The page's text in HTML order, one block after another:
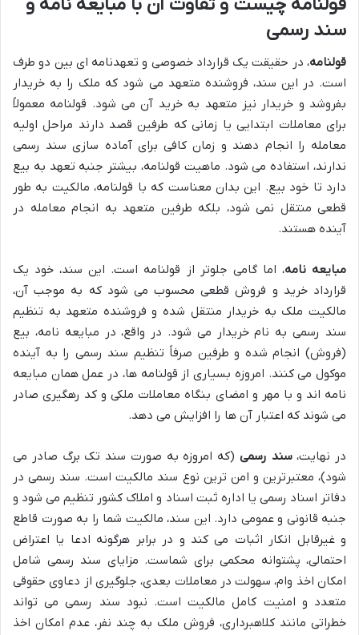
سند رسمی
قولنامه، در حقیقت یک قرارداد خصوصی و تعهدنامه ای بین دو طرف
است. در این سند، فروشنده متعهد می شود که ملک را به خریدار
بفروشد و خریدار نیز متعهد به خرید آن می شود. قولنامه معمولاً
برای معاملات ابتدایی یا زمانی که طرفین قصد دارند مراحل اولیه
معامله را انجام دهند و زمان کافی برای آماده سازی سند رسمی
ندارند، استفاده می شود. ماهیت قولنامه، بیشتر جنبه تعهد به بیع
دارد تا خود بیع. این بدان معناست که با قولنامه، مالکیت به طور
قطعی منتقل نمی شود، بلکه طرفین متعهد به انجام معامله در
آینده هستند.
مبایعه نامه، اما گامی جلوتر از قولنامه است. این سند، خود یک
قرارداد خرید و فروش قطعی محسوب می شود که به موجب آن،
مالکیت ملک به خریدار منتقل شده و فروشنده متعهد به تنظیم
سند رسمی به نام خریدار می شود. در واقع، در مبایعه نامه، بیع
(فروش) انجام شده و طرفین صرفاً تنظیم سند رسمی را به آینده
موکول می کنند. امروزه بسیاری از قولنامه ها، در عمل همان مبایعه
نامه اند و با مهر و امضای بنگاه معاملات ملکی و کد رهگیری صادر
می شوند که اعتبار آن ها را افزایش می دهد.
در نهایت،سند رسمی (که امروزه به صورت سند تک برگ صادر می
شود)، معتبرترین و امن ترین نوع سند مالکیت است. سند رسمی در
دفاتر اسناد رسمی یا اداره ثبت اسناد و املاک کشور تنظیم می شود و
جنبه قانونی و عمومی دارد. این سند، مالکیت شما را به صورت قاطع
و غیرقابل انکار اثبات می کند و در برابر هرگونه ادعا یا اعتراض
احتمالی، پشتوانه محکمی برای شماست. مزایای سند رسمی شامل
امکان اخذ وام، سهولت در معاملات بعدی، جلوگیری از دعاوی حقوقی
متعدد و امنیت کامل مالکیت است. نبود سند رسمی می تواند
خطراتی مانند کلاهبرداری، فروش ملک به چند نفر، عدم امکان اخذ